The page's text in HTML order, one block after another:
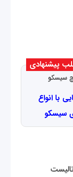
پیشنهادی
سیسکو
با انواع
سیسکو